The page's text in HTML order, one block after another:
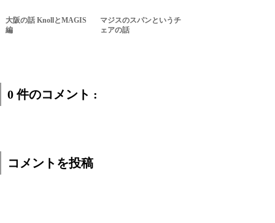
大阪の話 KnollとMAGIS
編
マジスのスパンというチ
ェアの話
0 件のコメント :
コメントを投稿